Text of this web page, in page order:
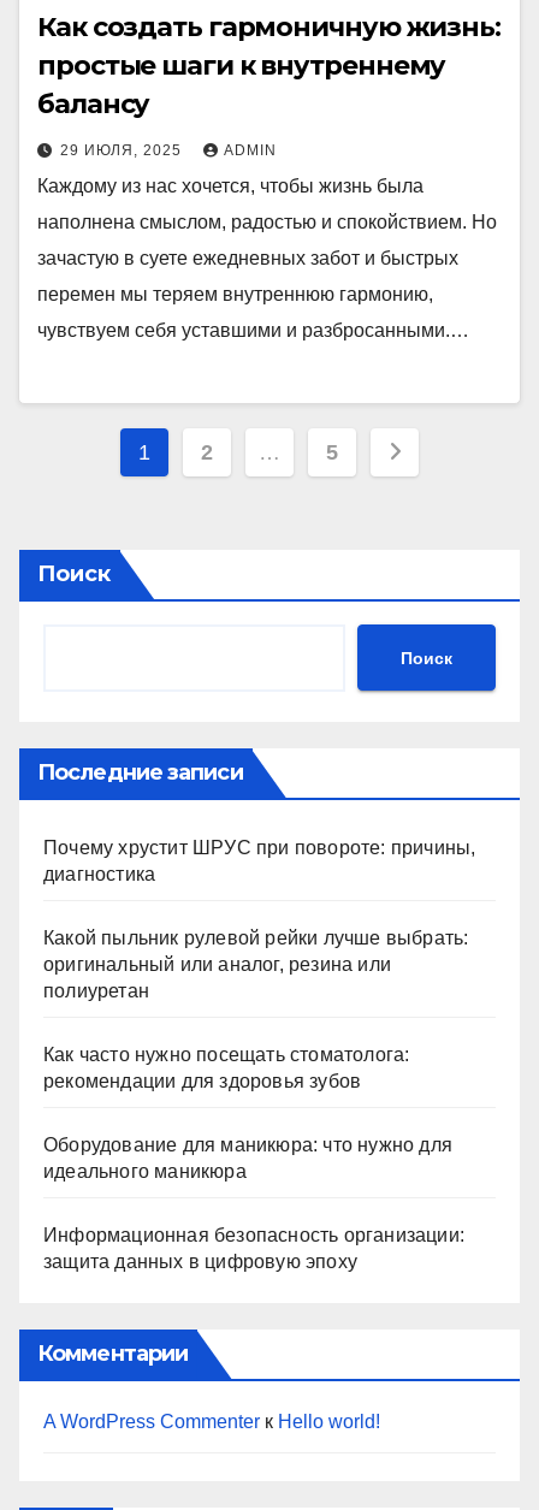
Как создать гармоничную жизнь:
простые шаги к внутреннему
балансу
29 ИЮЛЯ, 2025 ADMIN
Каждому из нас хочется, чтобы жизнь была
наполнена смыслом, радостью и спокойствием. Но
зачастую в суете ежедневных забот и быстрых
перемен мы теряем внутреннюю гармонию,
чувствуем себя уставшими и разбросанными.…
Пагинация
1 2 … 5
Поиск
Поиск
Последние записи
Почему хрустит ШРУС при повороте: причины,
диагностика
Какой пыльник рулевой рейки лучше выбрать:
оригинальный или аналог, резина или
полиуретан
Как часто нужно посещать стоматолога:
рекомендации для здоровья зубов
Оборудование для маникюра: что нужно для
идеального маникюра
Информационная безопасность организации:
защита данных в цифровую эпоху
Комментарии
A WordPress Commenter к Hello world!